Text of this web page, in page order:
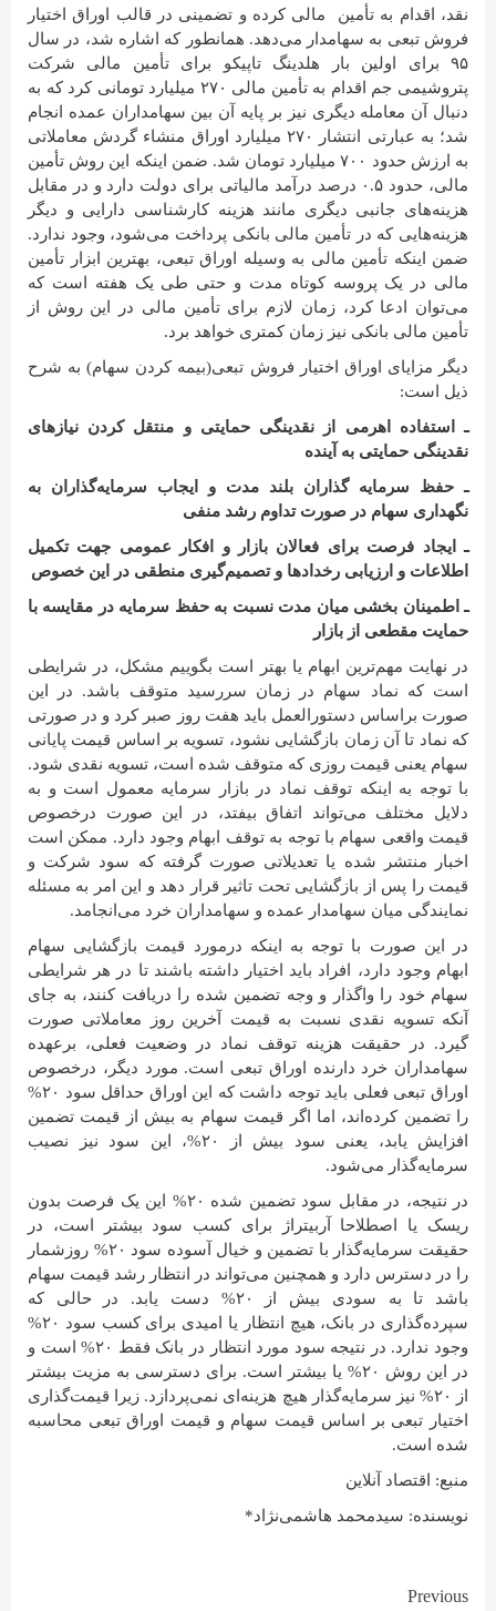
نقد، اقدام به تأمین مالی کرده و تضمینی در قالب اوراق اختیار
فروش تبعی به سهامدار می‌دهد. همانطور که اشاره شد، در سال
۹۵ برای اولین بار هلدینگ تاپیکو برای تأمین مالی شرکت
پتروشیمی جم اقدام به تأمین مالی ۲۷۰ میلیارد تومانی کرد که به
دنبال آن معامله دیگری نیز بر پایه آن بین سهامداران عمده انجام
شد؛ به عبارتی انتشار ۲۷۰ میلیارد اوراق منشاء گردش معاملاتی
به ارزش حدود ۷۰۰ میلیارد تومان شد. ضمن اینکه این روش تأمین
مالی، حدود ۰.۵ درصد درآمد مالیاتی برای دولت دارد و در مقابل
هزینه‌های جانبی دیگری مانند هزینه کارشناسی دارایی و دیگر
هزینه‌هایی که در تأمین مالی بانکی پرداخت می‌شود، وجود ندارد.
ضمن اینکه تأمین مالی به وسیله اوراق تبعی، بهترین ابزار تأمین
مالی در یک پروسه کوتاه مدت و حتی طی یک هفته است که
می‌توان ادعا کرد، زمان لازم برای تأمین مالی در این روش از
تأمین مالی بانکی نیز زمان کمتری خواهد برد.
دیگر مزایای اوراق اختیار فروش تبعی(بیمه کردن سهام) به شرح
ذیل است:
ـ استفاده اهرمی از نقدینگی حمایتی و منتقل کردن نیازهای
نقدینگی حمایتی به آینده
ـ حفظ سرمایه گذاران بلند مدت و ایجاب سرمایه‌گذاران به
نگهداری سهام در صورت تداوم رشد منفی
ـ ایجاد فرصت برای فعالان بازار و افکار عمومی جهت تکمیل
اطلاعات و ارزیابی رخدادها و تصمیم‌گیری منطقی در این خصوص
ـ اطمینان بخشی میان مدت نسبت به حفظ سرمایه در مقایسه با
حمایت مقطعی از بازار
در نهایت مهم‌ترین ابهام یا بهتر است بگوییم مشکل، در شرایطی
است که نماد سهام در زمان سررسید متوقف باشد. در این
صورت براساس دستورالعمل باید هفت روز صبر کرد و در صورتی
که نماد تا آن زمان بازگشایی نشود، تسویه بر اساس قیمت پایانی
سهام یعنی قیمت روزی که متوقف شده است، تسویه نقدی شود.
با توجه به اینکه توقف نماد در بازار سرمایه معمول است و به
دلایل مختلف می‌تواند اتفاق بیفتد، در این صورت درخصوص
قیمت واقعی سهام با توجه به توقف ابهام وجود دارد. ممکن است
اخبار منتشر شده یا تعدیلاتی صورت گرفته که سود شرکت و
قیمت را پس از بازگشایی تحت تاثیر قرار دهد و این امر به مسئله
نمایندگی میان سهامدار عمده و سهامداران خرد می‌انجامد.
در این صورت با توجه به اینکه درمورد قیمت بازگشایی سهام
ابهام وجود دارد، افراد باید اختیار داشته باشند تا در هر شرایطی
سهام خود را واگذار و وجه تضمین شده را دریافت کنند، به جای
آنکه تسویه نقدی نسبت به قیمت آخرین روز معاملاتی صورت
گیرد. در حقیقت هزینه توقف نماد در وضعیت فعلی، برعهده
سهامداران خرد دارنده اوراق تبعی است. مورد دیگر، درخصوص
اوراق تبعی فعلی باید توجه داشت که این اوراق حداقل سود ۲۰%
را تضمین کرده‌اند، اما اگر قیمت سهام به بیش از قیمت تضمین
افزایش یابد، یعنی سود بیش از ۲۰%، این سود نیز نصیب
سرمایه‌گذار می‌شود.
در نتیجه، در مقابل سود تضمین شده ۲۰% این یک فرصت بدون
ریسک یا اصطلاحا آربیتراژ برای کسب سود بیشتر است، در
حقیقت سرمایه‌گذار با تضمین و خیال آسوده سود ۲۰% روزشمار
را در دسترس دارد و همچنین می‌تواند در انتظار رشد قیمت سهام
باشد تا به سودی بیش از ۲۰% دست یابد. در حالی که
سپرده‌گذاری در بانک، هیچ انتظار یا امیدی برای کسب سود ۲۰%
وجود ندارد. در نتیجه سود مورد انتظار در بانک فقط ۲۰% است و
در این روش ۲۰% یا بیشتر است. برای دسترسی به مزیت بیشتر
از ۲۰% نیز سرمایه‌گذار هیچ هزینه‌ای نمی‌پردازد. زیرا قیمت‌گذاری
اختیار تبعی بر اساس قیمت سهام و قیمت اوراق تبعی محاسبه
شده است.
منبع: اقتصاد آنلاین
نویسنده: سیدمحمد هاشمی‌نژاد*
Continue
Previous